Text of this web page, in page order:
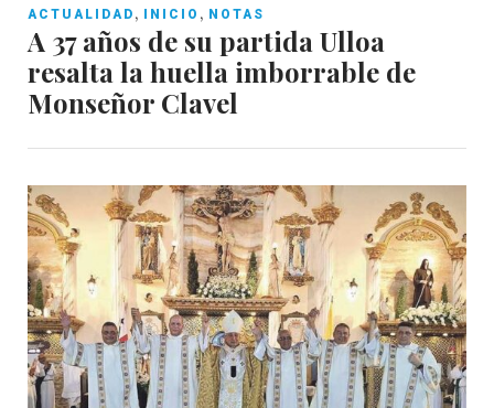
ACTUALIDAD , INICIO , NOTAS
A 37 años de su partida Ulloa
resalta la huella imborrable de
Monseñor Clavel